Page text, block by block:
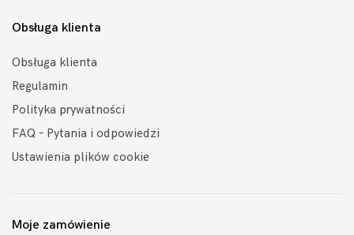
Obsługa klienta
Obsługa klienta
Regulamin
Polityka prywatności
FAQ – Pytania i odpowiedzi
Ustawienia plików cookie
Moje zamówienie